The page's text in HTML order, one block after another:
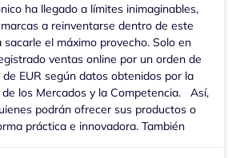
ha llegado a límites inimaginables,
a reinventarse dentro de este
el máximo provecho. Solo en
ventas online por un orden de
de EUR según datos obtenidos por la
de los Mercados y la Competencia. Así,
podrán ofrecer sus productos o
práctica e innovadora. También